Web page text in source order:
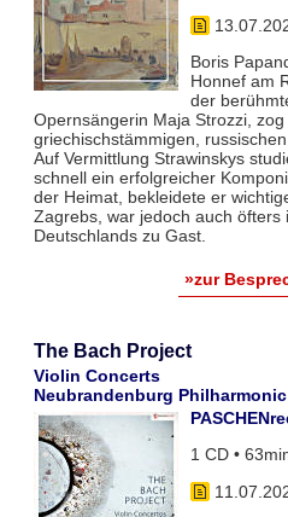
Boris
Honnef am
der
Opernsängerin Maja Strozzi,
griechischstämmigen,
Auf Vermittlung Strawinskys
schnell ein erfolgreicher
der Heimat, bekleidete er
Zagrebs, war jedoch auch öfters
Deutschlands zu Gast.
»zur
The Bach Project
Violin Concerts
Neubrandenburg
1 CD •